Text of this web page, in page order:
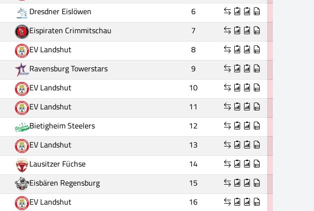
Dresdner Eislöwen
6
Eispiraten Crimmitschau
7
EV Landshut
8
Ravensburg Towerstars
9
EV Landshut
10
EV Landshut
11
Bietigheim Steelers
12
EV Landshut
13
Lausitzer Füchse
14
Eisbären Regensburg
15
EV Landshut
16